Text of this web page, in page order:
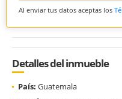
Al enviar tus datos aceptas los
Detalles del inmueble
País: Guatemala